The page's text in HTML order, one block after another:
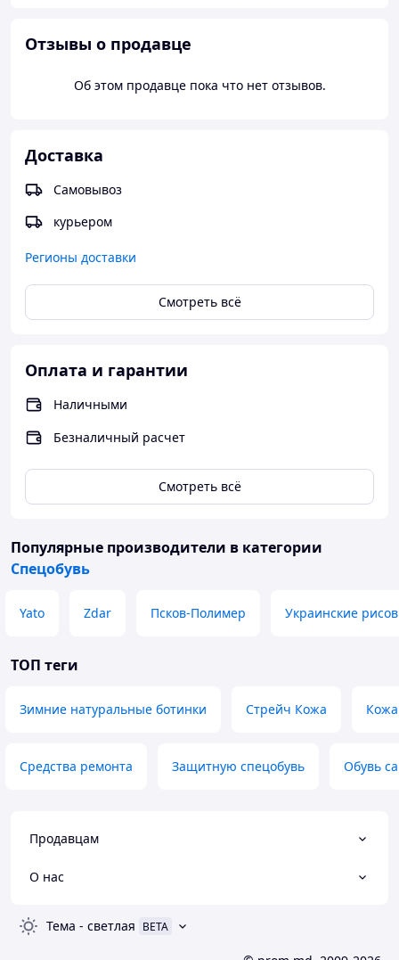
Отзывы о продавце
Об этом продавце пока что нет отзывов.
Доставка
Самовывоз
курьером
Регионы доставки
Смотреть всё
Оплата и гарантии
Наличными
Безналичный расчет
Смотреть всё
Популярные производители в категории
Спецобувь
Yato Zdar Псков-Полимер Украинские
ТОП теги
Зимние натуральные ботинки Стрейч Кожа
Средства ремонта Защитную спецобувь Обувь
Продавцам
О нас
Тема - светлая BETA